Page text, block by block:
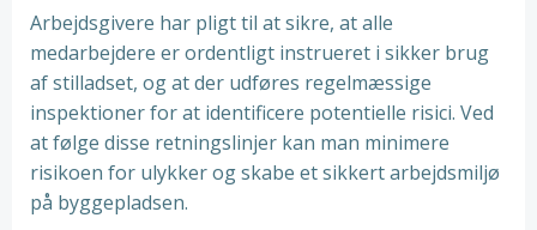
Arbejdsgivere har pligt til at sikre, at alle
medarbejdere er ordentligt instrueret i sikker brug
af stilladset, og at der udføres regelmæssige
inspektioner for at identificere potentielle risici. Ved
at følge disse retningslinjer kan man minimere
risikoen for ulykker og skabe et sikkert arbejdsmiljø
på byggepladsen.